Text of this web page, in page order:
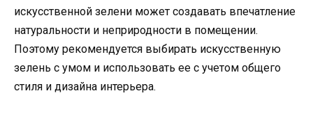
искусственной зелени может создавать впечатление
натуральности и неприродности в помещении.
Поэтому рекомендуется выбирать искусственную
зелень с умом и использовать ее с учетом общего
стиля и дизайна интерьера.